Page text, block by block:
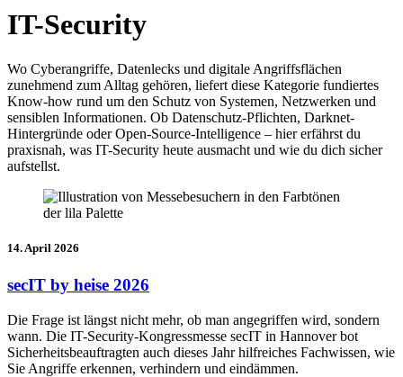
IT-Security
Wo Cyberangriffe, Datenlecks und digitale Angriffsflächen
zunehmend zum Alltag gehören, liefert diese Kategorie fundiertes
Know-how rund um den Schutz von Systemen, Netzwerken und
sensiblen Informationen. Ob Datenschutz-Pflichten, Darknet-
Hintergründe oder Open-Source-Intelligence – hier erfährst du
praxisnah, was IT-Security heute ausmacht und wie du dich sicher
aufstellst.
14. April 2026
secIT by heise 2026
Die Frage ist längst nicht mehr, ob man angegriffen wird, sondern
wann. Die IT-Security-Kongressmesse secIT in Hannover bot
Sicherheitsbeauftragten auch dieses Jahr hilfreiches Fachwissen, wie
Sie Angriffe erkennen, verhindern und eindämmen.